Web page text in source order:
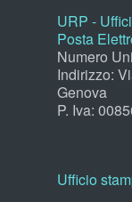
URP -
Posta
Numero
Indirizzo:
Genova
P. Iva:
Ufficio